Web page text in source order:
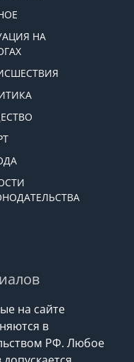
НА
на сайте
в
РФ. Любое